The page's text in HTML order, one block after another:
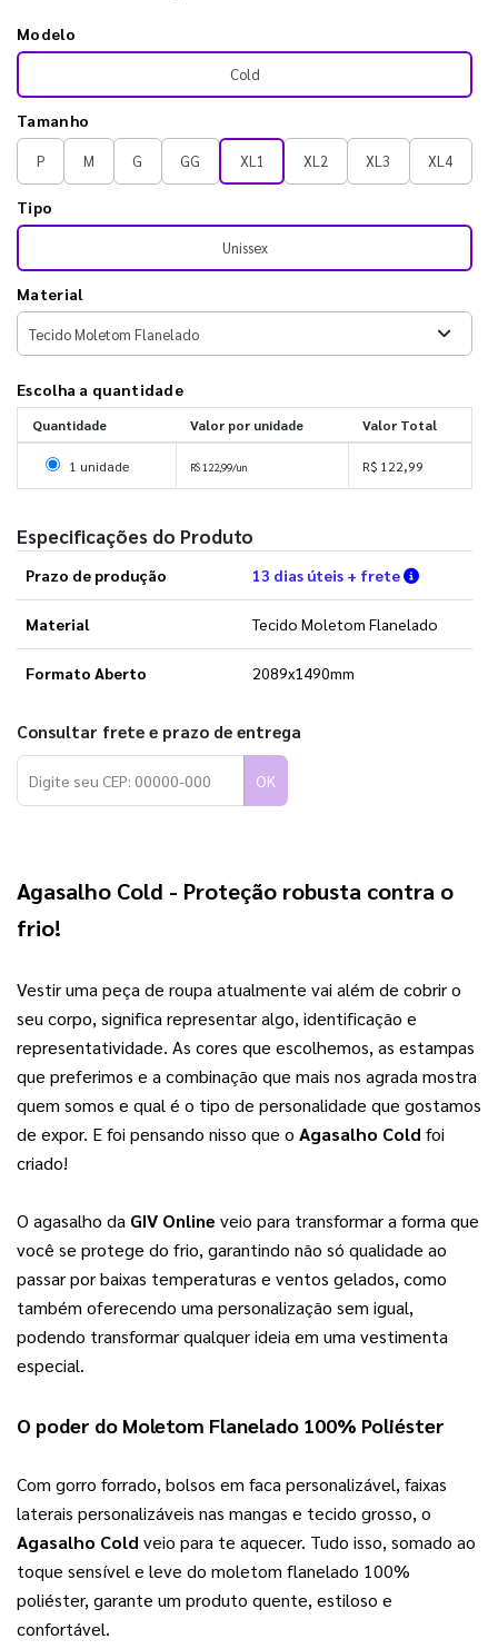
Modelo
Cold
Tamanho
P M G GG XL1 XL2 XL3 XL4
Tipo
Unissex
Material
Escolha a quantidade
Quantidade Valor por unidade Valor Total
Selecionar 1 unidade
1 unidade R$ 122,99/un R$ 122,99
Especificações do Produto
Prazo de produção 13 dias úteis + frete Verifique
Material Tecido Moletom Flanelado
Formato Aberto 2089x1490mm
Consultar frete e prazo de entrega
OK
Agasalho Cold - Proteção robusta contra o
frio!
Vestir uma peça de roupa atualmente vai além de cobrir o
seu corpo, significa representar algo, identificação e
representatividade. As cores que escolhemos, as estampas
que preferimos e a combinação que mais nos agrada mostra
quem somos e qual é o tipo de personalidade que gostamos
de expor. E foi pensando nisso que o Agasalho Cold foi
criado!
O agasalho da GIV Online veio para transformar a forma que
você se protege do frio, garantindo não só qualidade ao
passar por baixas temperaturas e ventos gelados, como
também oferecendo uma personalização sem igual,
podendo transformar qualquer ideia em uma vestimenta
especial.
O poder do Moletom Flanelado 100% Poliéster
Com gorro forrado, bolsos em faca personalizável, faixas
Agasalho Cold veio para te aquecer. Tudo isso, somado ao
toque sensível e leve do moletom flanelado 100%
poliéster, garante um produto quente, estiloso e
confortável.